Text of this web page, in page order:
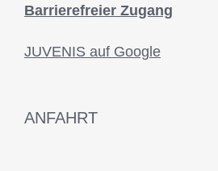
Barrierefreier Zugang
JUVENIS auf Google
ANFAHRT